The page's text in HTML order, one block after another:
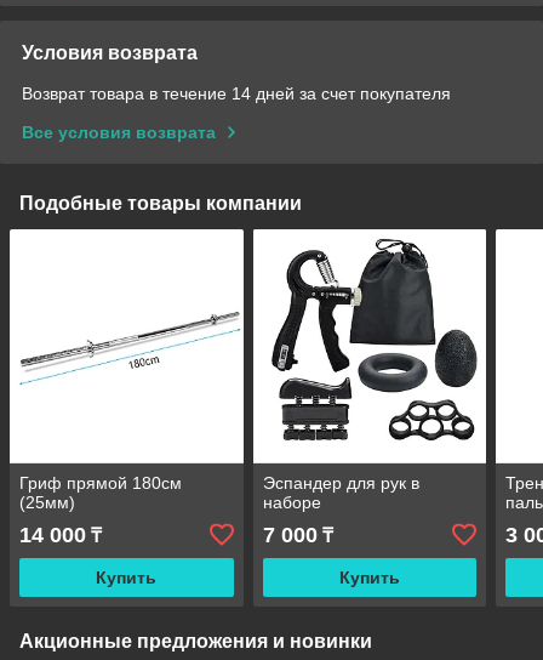
Условия возврата
Возврат товара в течение 14 дней за счет покупателя
Все условия возврата
Подобные товары компании
Гриф прямой 180см
(25мм)
14 000 ₸
Купить
Эспандер для рук в
наборе
7 000₸
Купить
3
Акционные предложения и новинки